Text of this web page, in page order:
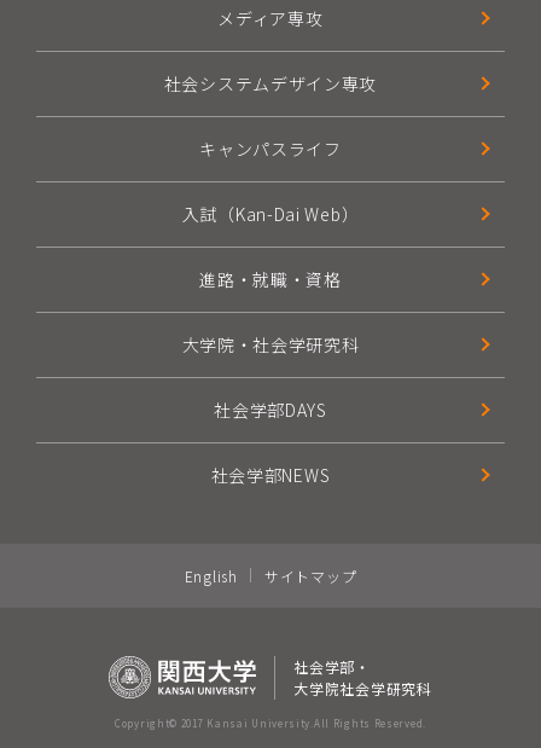
メディア専攻
社会システムデザイン専攻
キャンパスライフ
入試（Kan-Dai Web）
進路・就職・資格
大学院・社会学研究科
社会学部DAYS
社会学部NEWS
English サイトマップ
社会学部・
大学院社会学研究科
Copyright© 2017 Kansai University. All Rights Reserved.